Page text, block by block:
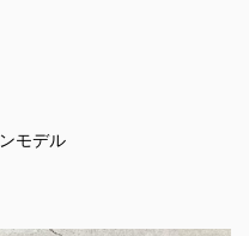
モデル